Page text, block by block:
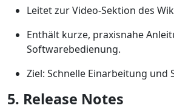
Leitet zur Video-Sektion des
Enthält kurze, praxisnahe
Softwarebedienung.
Ziel: Schnelle Einarbeitung und
5. Release Notes